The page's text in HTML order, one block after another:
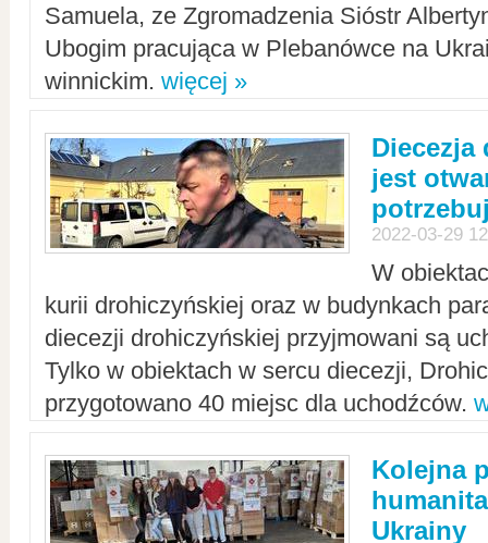
Samuela, ze Zgromadzenia Sióstr
Ubogim pracująca w Plebanówce na
winnickim. więcej »
Diecezja
jest
2022-03-29
W
kurii drohiczyńskiej oraz w budynkach
diecezji drohiczyńskiej przyjmowani są
Tylko w obiektach w sercu diecezji,
przygotowano 40 miejsc dla uchodźców.
Kolejna
Ukrainy